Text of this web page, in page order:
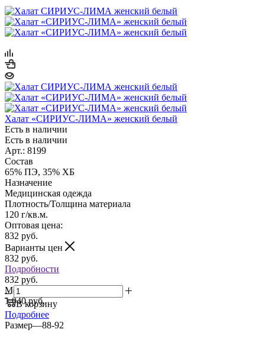
Халат «СИРИУС-ЛИМА» женский белый
Есть в наличии
Есть в наличии
Арт.: 8199
Состав
65% ПЭ, 35% ХБ
Назначение
Медицинская одежда
Плотность/Толщина материала
120 г/кв.м.
Оптовая цена:
832 руб.
Варианты цен
832 руб.
Подробности
832 руб.
Мелкий опт:
1 040 руб.
В корзину
Подробнее
Размер—88-92